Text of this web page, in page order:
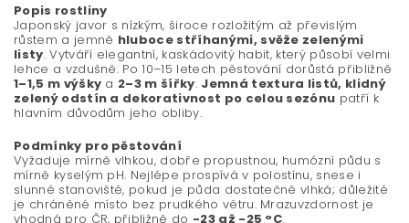
Popis rostliny
Japonský javor s nízkým, široce rozložitým až převislým
růstem a jemně hluboce stříhanými, svěže zelenými
listy. Vytváří elegantní, kaskádovitý habit, který působí velmi
lehce a vzdušně. Po 10–15 letech pěstování dorůstá přibližně
1–1,5 m výšky a 2–3 m šířky. Jemná textura listů, klidný
zelený odstín a dekorativnost po celou sezónu patří k
hlavním důvodům jeho obliby.
Podmínky pro pěstování
Vyžaduje mírně vlhkou, dobře propustnou, humózní půdu s
mírně kyselým pH. Nejlépe prospívá v polostínu, snese i
slunné stanoviště, pokud je půda dostatečně vlhká; důležité
je chráněné místo bez prudkého větru. Mrazuvzdornost je
vhodná pro ČR, přibližně do -23 až -25 °C.